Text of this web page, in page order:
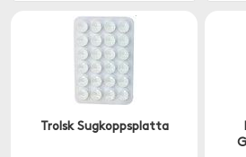
Trolsk Sugkoppsplatta